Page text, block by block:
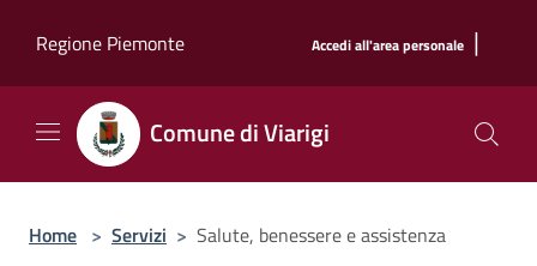
Regione Piemonte
Accedi all'area personale |
Comune di Viarigi
Home > Servizi > Salute, benessere e assistenza